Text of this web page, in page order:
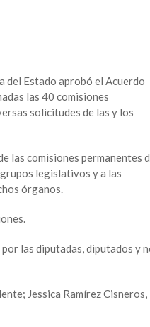
del Estado aprobó el Acuerdo
las 40 comisiones
solicitudes de las y los
las comisiones permanentes
legislativos y a las
órganos.
las diputadas, diputados y
Jessica Ramírez Cisneros,